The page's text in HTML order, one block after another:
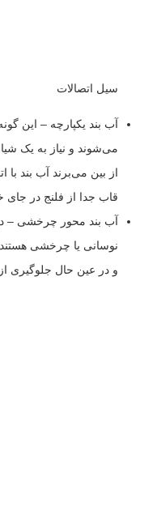
سیل اتصالات
آب بند یکپارچه – این
می‌شوند و نیاز به یک
از بین می‌برند آب بند با
قاب جدا از فلنج در جای
آب بند محور چرخشی –
نوسانی یا چرخشی
و در عین حال جلوگیری